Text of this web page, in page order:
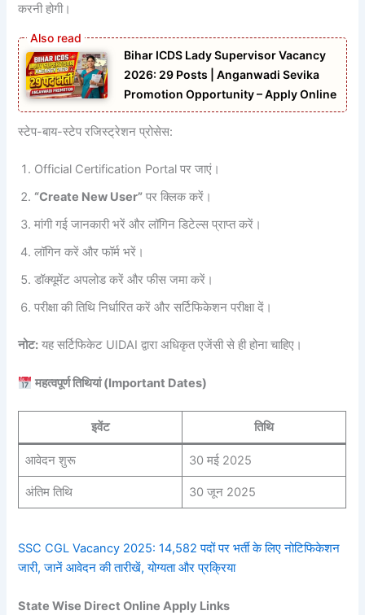
करनी होगी।
Bihar ICDS Lady Supervisor Vacancy
2026: 29 Posts | Anganwadi Sevika
Promotion Opportunity – Apply Online
स्टेप-बाय-स्टेप रजिस्ट्रेशन प्रोसेस:
Official Certification Portal पर जाएं।
“Create New User” पर क्लिक करें।
मांगी गई जानकारी भरें और लॉगिन डिटेल्स प्राप्त करें।
लॉगिन करें और फॉर्म भरें।
डॉक्यूमेंट अपलोड करें और फीस जमा करें।
परीक्षा की तिथि निर्धारित करें और सर्टिफिकेशन परीक्षा दें।
नोट: यह सर्टिफिकेट UIDAI द्वारा अधिकृत एजेंसी से ही होना चाहिए।
महत्वपूर्ण तिथियां (Important Dates)
इवेंट तिथि
आवेदन शुरू 30 मई 2025
अंतिम तिथि 30 जून 2025
SSC CGL Vacancy 2025: 14,582 पदों पर भर्ती के लिए नोटिफिकेशन
जारी, जानें आवेदन की तारीखें, योग्यता और प्रक्रिया
State Wise Direct Online Apply Links